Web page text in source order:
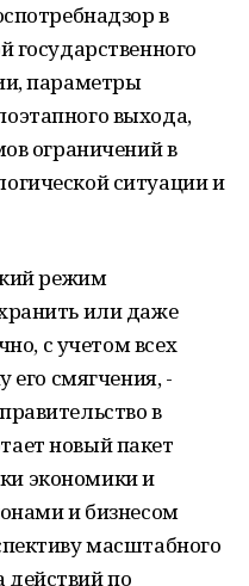
в
государственного
параметры
выхода,
ограничений в
ситуации и
режим
или даже
с учетом всех
его смягчения, -
в
новый пакет
экономики и
и бизнесом
масштабного
по